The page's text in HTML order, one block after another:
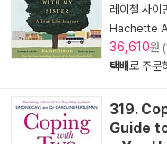
레이첼 사이
Hachette
36,610원
택배로 주문
319.
Guide